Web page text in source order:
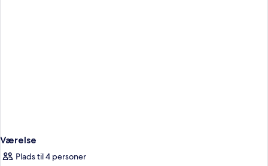
Værelse
Plads til 4 personer